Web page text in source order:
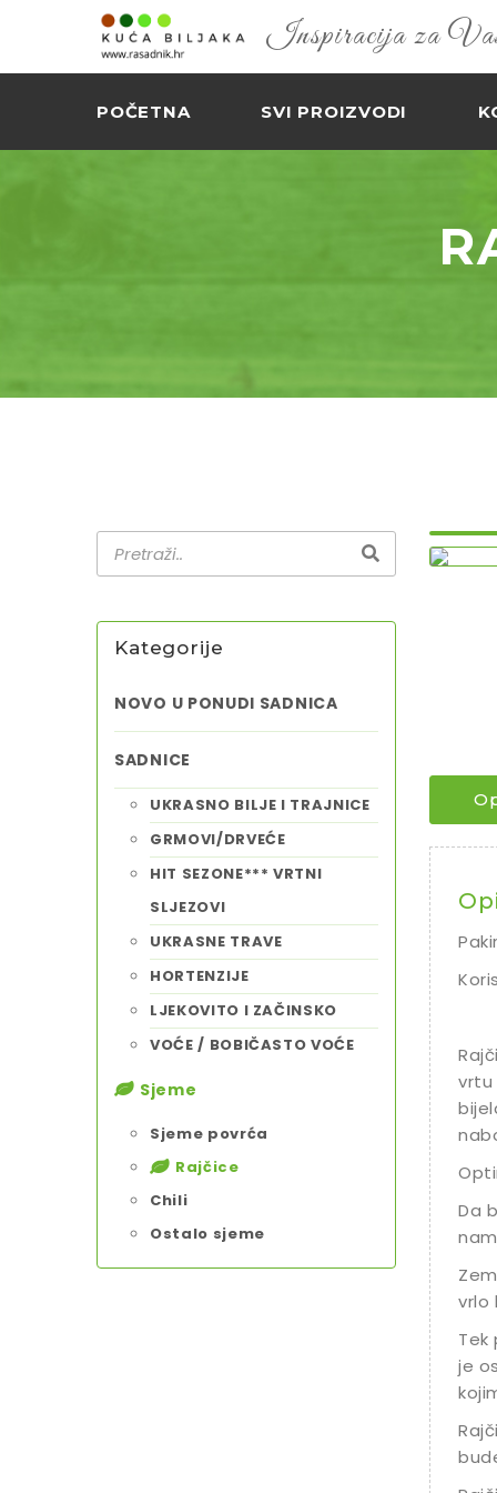
Inspiracija za
POČETNA SVI PROIZVODI
Kategorije
NOVO U PONUDI SADNICA
SADNICE
UKRASNO BILJE I TRAJNICE
GRMOVI/DRVEĆE
HIT SEZONE*** VRTNI
SLJEZOVI
UKRASNE TRAVE
HORTENZIJE
LJEKOVITO I ZAČINSKO
VOĆE / BOBIČASTO VOĆE
Sjeme
Sjeme povrća
Rajčice
Chili
Ostalo sjeme
vrtu
Da
vrlo
Tek
je